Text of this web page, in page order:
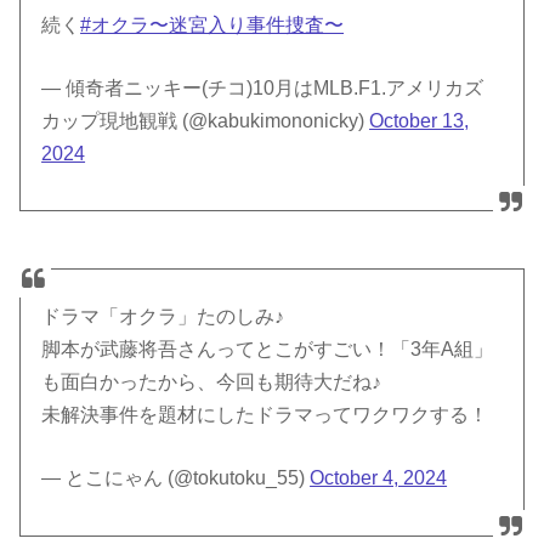
続く#オクラ〜迷宮入り事件捜査〜
— 傾奇者ニッキー(チコ)10月はMLB.F1.アメリカズ
カップ現地観戦 (@kabukimononicky)October 13,
2024
ドラマ「オクラ」たのしみ♪
脚本が武藤将吾さんってとこがすごい！「3年A組」
も面白かったから、今回も期待大だね♪
未解決事件を題材にしたドラマってワクワクする！
— とこにゃん (@tokutoku_55)October 4, 2024